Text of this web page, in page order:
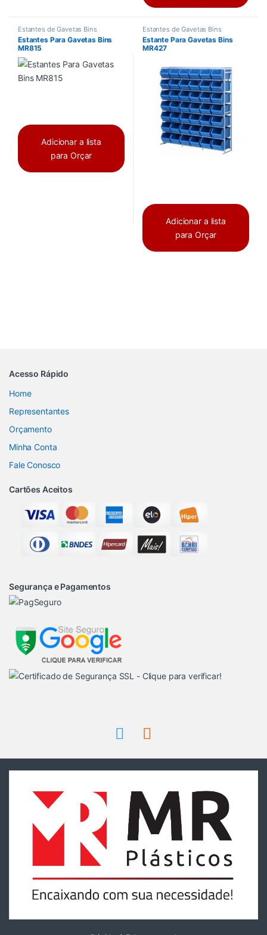
Estantes de Gavetas Bins
Estantes Para Gavetas Bins
MR815
Adicionar a lista
para Orçar
Estantes de Gavetas Bins
Estante Para Gavetas Bins
MR427
Adicionar a lista
para Orçar
Acesso Rápido
Home
Representantes
Orçamento
Minha Conta
Fale Conosco
Cartões Aceitos
Segurança e Pagamentos